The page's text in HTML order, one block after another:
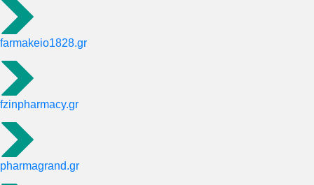
farmakeio1828.gr
fzinpharmacy.gr
pharmagrand.gr